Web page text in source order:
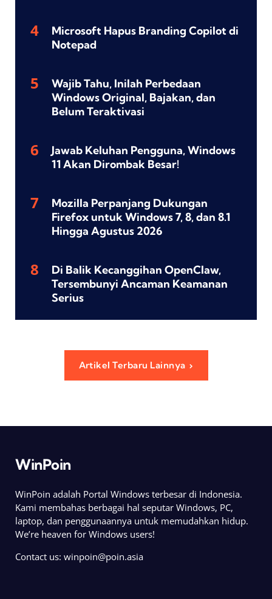
Microsoft Hapus Branding Copilot di
Notepad
Wajib Tahu, Inilah Perbedaan
Windows Original, Bajakan, dan
Belum Teraktivasi
Jawab Keluhan Pengguna, Windows
11 Akan Dirombak Besar!
Mozilla Perpanjang Dukungan
Firefox untuk Windows 7, 8, dan 8.1
Hingga Agustus 2026
Di Balik Kecanggihan OpenClaw,
Tersembunyi Ancaman Keamanan
Serius
Artikel Terbaru Lainnya
WinPoin
WinPoin adalah Portal Windows terbesar di Indonesia.
Kami membahas berbagai hal seputar Windows, PC,
laptop, dan penggunaannya untuk memudahkan hidup.
We’re heaven for Windows users!
Contact us: winpoin@poin.asia